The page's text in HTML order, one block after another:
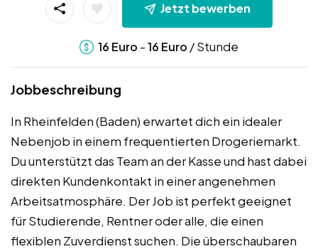
Jetzt bewerben
16 Euro -16 Euro / Stunde
Jobbeschreibung
In Rheinfelden (Baden) erwartet dich ein idealer
Nebenjob in einem frequentierten Drogeriemarkt.
Du unterstützt das Team an der Kasse und hast dabei
direkten Kundenkontakt in einer angenehmen
Arbeitsatmosphäre. Der Job ist perfekt geeignet
für Studierende, Rentner oder alle, die einen
flexiblen Zuverdienst suchen. Die überschaubaren